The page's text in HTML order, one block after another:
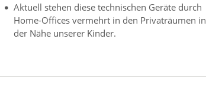
Aktuell stehen diese technischen Geräte durch
Home-Offices vermehrt in den Privaträumen in
der Nähe unserer Kinder.